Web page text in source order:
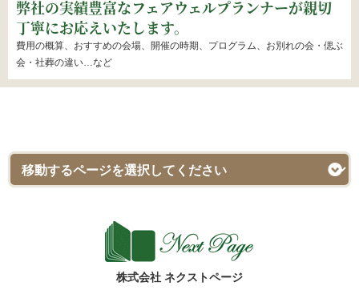
弊社の実績豊富なフェアウェルプランナーが親切
丁寧にお応えいたします。
費用の概算、おすすめの会場、開催の時期、プログラム、お別れの会・偲ぶ
会・社葬の違い…など
株式会社 ネクストページ